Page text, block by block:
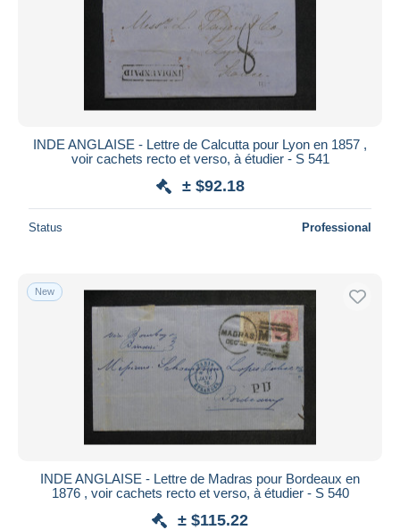
INDE ANGLAISE - Lettre de Calcutta pour Lyon en 1857 ,
voir cachets recto et verso, à étudier - S 541
± $92.18
Status Professional
New
INDE ANGLAISE - Lettre de Madras pour Bordeaux en
1876 , voir cachets recto et verso, à étudier - S 540
± $115.22